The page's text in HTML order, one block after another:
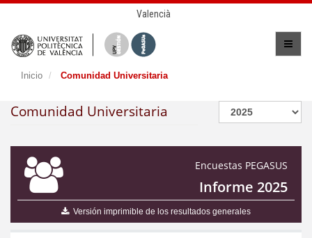
Valencià
Inicio Comunidad Universitaria
Comunidad Universitaria
Encuestas PEGASUS
Informe 2025
Versión imprimible de los resultados generales